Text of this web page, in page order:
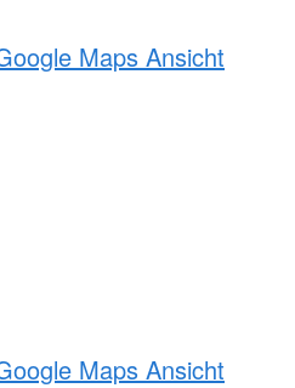
Maps Ansicht
Maps Ansicht